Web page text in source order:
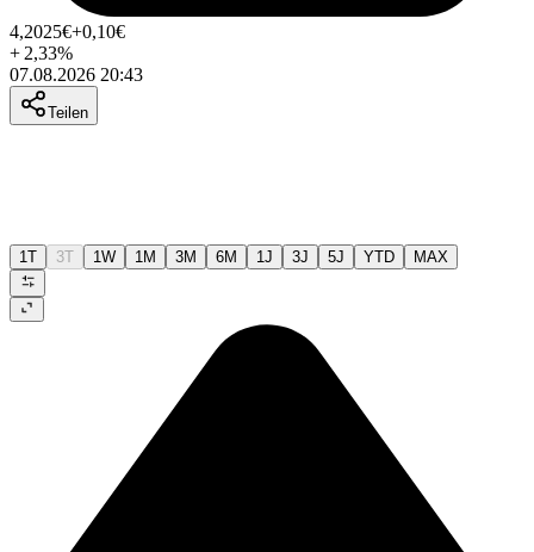
4,2025€+0,10€
+ 2,33%
07.08.2026 20:43
Teilen
1T 3T 1W 1M 3M 6M 1J 3J 5J YTD MAX